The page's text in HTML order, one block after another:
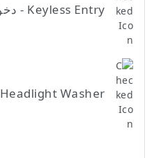
Keyless Entry - دخول ذكي
Headlight Washer - بخاخ تنظيف الأضواء